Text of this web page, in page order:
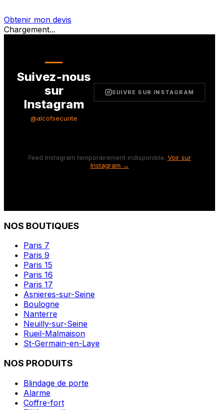
Obtenir mon devis
Chargement...
Suivez-nous
sur
Instagram
@alcofsecurite
SUIVRE SUR INSTAGRAM
Feed Instagram temporairement indisponible. Voir sur
Instagram →
NOS BOUTIQUES
Paris 7
Paris 9
Paris 15
Paris 16
Paris 17
Asnieres-sur-Seine
Boulogne
Nanterre
Neuilly-sur-Seine
Rueil-Malmaison
St-Germain-en-Laye
NOS PRODUITS
Blindage de porte
Alarme
Coffre-fort